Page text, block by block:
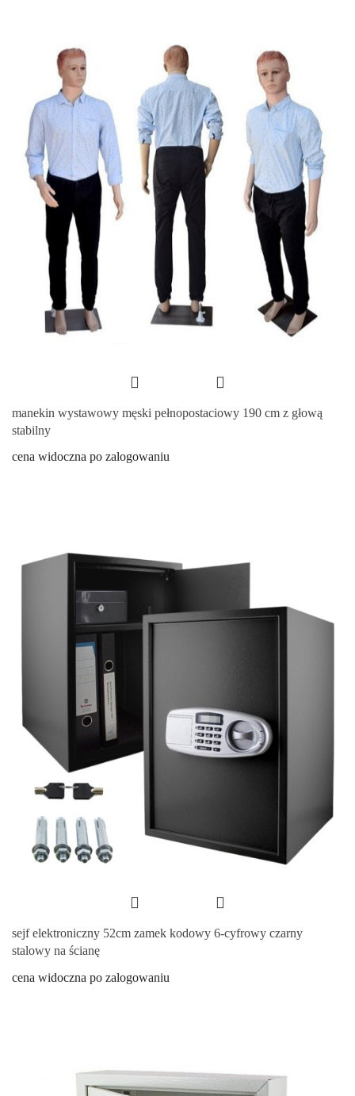
manekin wystawowy męski pełnopostaciowy 190 cm z głową
stabilny
cena widoczna po zalogowaniu
sejf elektroniczny 52cm zamek kodowy 6-cyfrowy czarny
stalowy na ścianę
cena widoczna po zalogowaniu